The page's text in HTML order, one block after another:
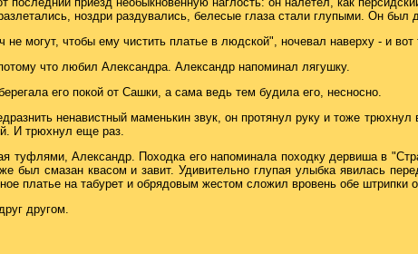
ноздри раздувались, белесые глаза стали глупыми. Он был
могут, чтобы ему чистить платье в людской", ночевал наверху - и вот
что любил Александра. Александр напоминал лягушку.
его покой от Сашки, а сама ведь тем будила его, несносно.
ненавистный маменькин звук, он протянул руку и тоже
И трюхнул еще раз.
туфлями, Александр. Походка его напоминала походку дервиша в
был смазан квасом и завит. Удивительно глупая улыбка явилась
платье на табурет и обрядовым жестом сложил вровень обе штрипки
другом.